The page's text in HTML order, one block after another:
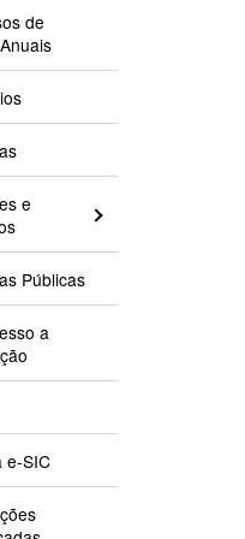
de
e
Públicas
a
e-SIC